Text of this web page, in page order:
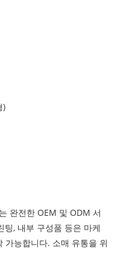
)
완전한 OEM 및 ODM 서
팅, 내부 구성품 등은 마케
가능합니다. 소매 유통을 위